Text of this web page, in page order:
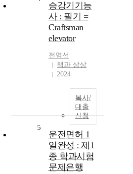
승강기기능
사 : 필기 =
Craftsman
elevator
전영선
책과 상상
2024
복사/
대출
신청
5
운전면허 1
일완성 : 제1
종 학과시험
문제은행